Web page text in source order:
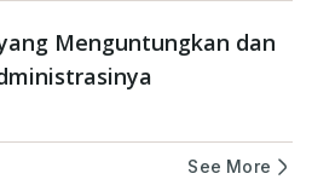
Menguntungkan dan
See More